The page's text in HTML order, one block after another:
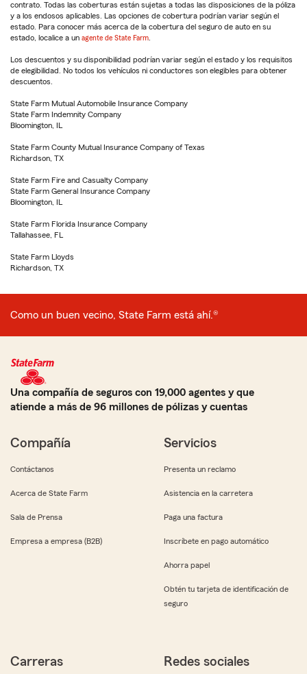
contrato. Todas las coberturas están sujetas a todas las disposiciones de la póliza
y a los endosos aplicables. Las opciones de cobertura podrían variar según el
estado. Para conocer más acerca de la cobertura del seguro de auto en su
estado, localice a un agente de State Farm
Los descuentos y su disponibilidad podrían variar según el estado y los requisitos
de elegibilidad. No todos los vehículos ni conductores son elegibles para obtener
descuentos.
State Farm Mutual Automobile Insurance Company
State Farm Indemnity Company
Bloomington, IL
State Farm County Mutual Insurance Company of Texas
Richardson, TX
State Farm Fire and Casualty Company
State Farm General Insurance Company
Bloomington, IL
State Farm Florida Insurance Company
Tallahassee, FL
State Farm Lloyds
Richardson, TX
Como un buen vecino, State Farm está ahí.®
Una compañía de seguros con 19,000 agentes y que
atiende a más de 96 millones de pólizas y cuentas
Compañía
Contáctanos
Acerca de State Farm
Sala de Prensa
Empresa a empresa (B2B)
Servicios
Presenta un reclamo
Asistencia en la carretera
Paga una factura
Inscríbete en pago automático
Ahorra papel
Obtén tu tarjeta de identificación de
seguro
Carreras Redes sociales